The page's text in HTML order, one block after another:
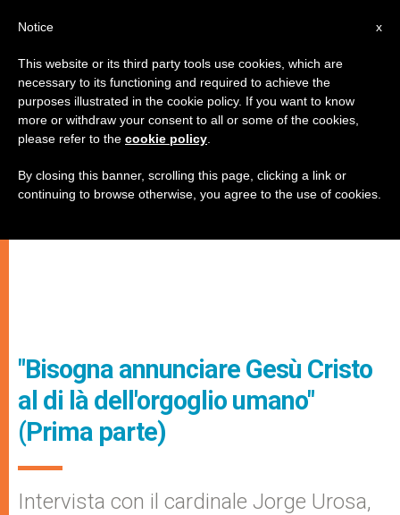
"Bisogna annunciare Gesù Cristo
al di là dell'orgoglio umano"
(Prima parte)
Intervista con il cardinale Jorge Urosa,
x
Notice
This website or its third party tools use cookies, which are
necessary to its functioning and required to achieve the
purposes illustrated in the cookie policy. If you want to know
more or withdraw your consent to all or some of the cookies,
please refer to the cookie policy
By closing this banner, scrolling this page, clicking a link or
continuing to browse otherwise, you agree to the use of cookies.